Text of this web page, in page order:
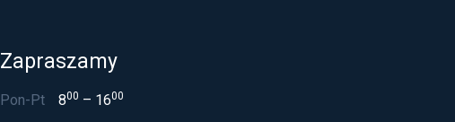
Zapraszamy
Pon-Pt 800 – 1600